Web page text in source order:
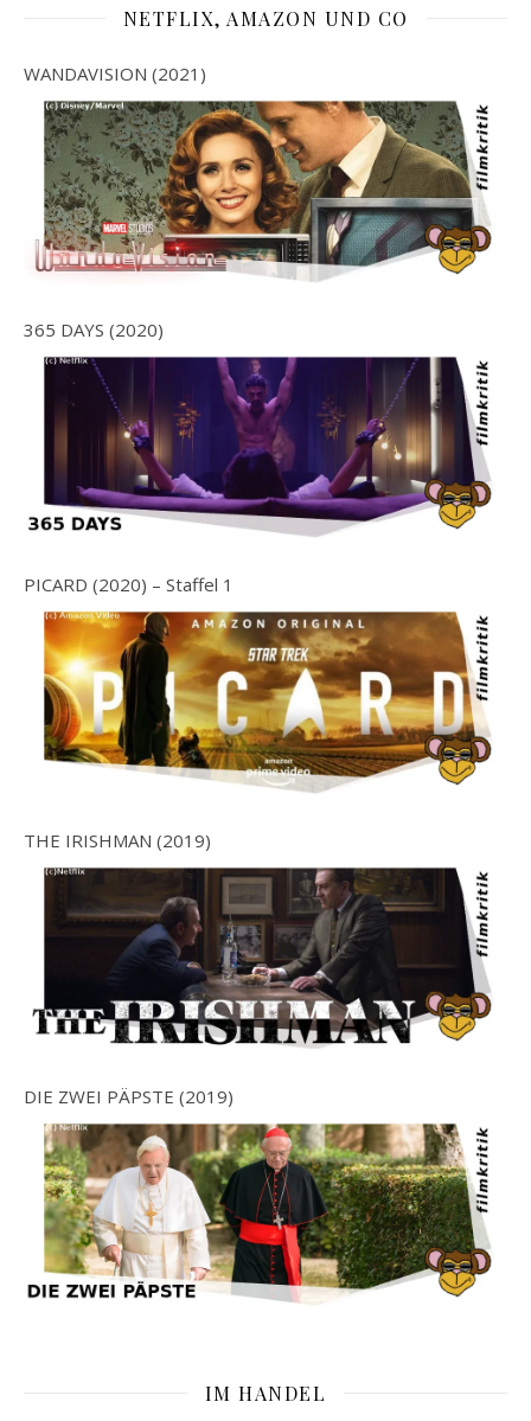
NETFLIX, AMAZON UND CO
WANDAVISION (2021)
365 DAYS (2020)
PICARD (2020) – Staffel 1
THE IRISHMAN (2019)
DIE ZWEI PÄPSTE (2019)
IM HANDEL